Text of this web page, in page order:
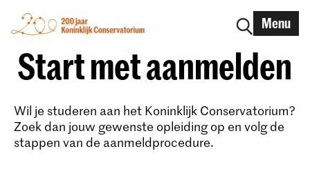
Menu
Start met aanmelden
Wil je studeren aan het Koninklijk Conservatorium?
Zoek dan jouw gewenste opleiding op en volg de
stappen van de aanmeldprocedure.